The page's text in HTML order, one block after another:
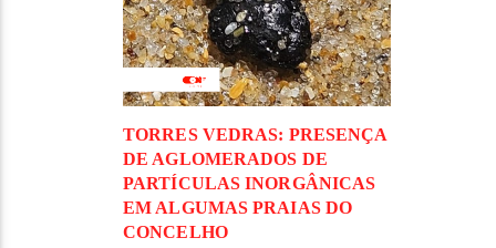
TORRES VEDRAS: PRESENÇA
DE AGLOMERADOS DE
PARTÍCULAS INORGÂNICAS
EM ALGUMAS PRAIAS DO
CONCELHO